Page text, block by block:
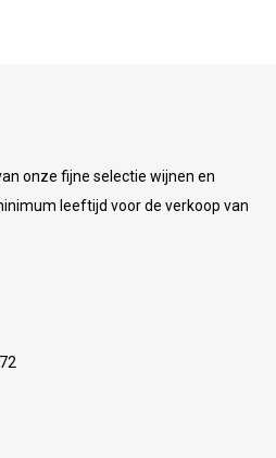
onze fijne selectie wijnen en
leeftijd voor de verkoop van